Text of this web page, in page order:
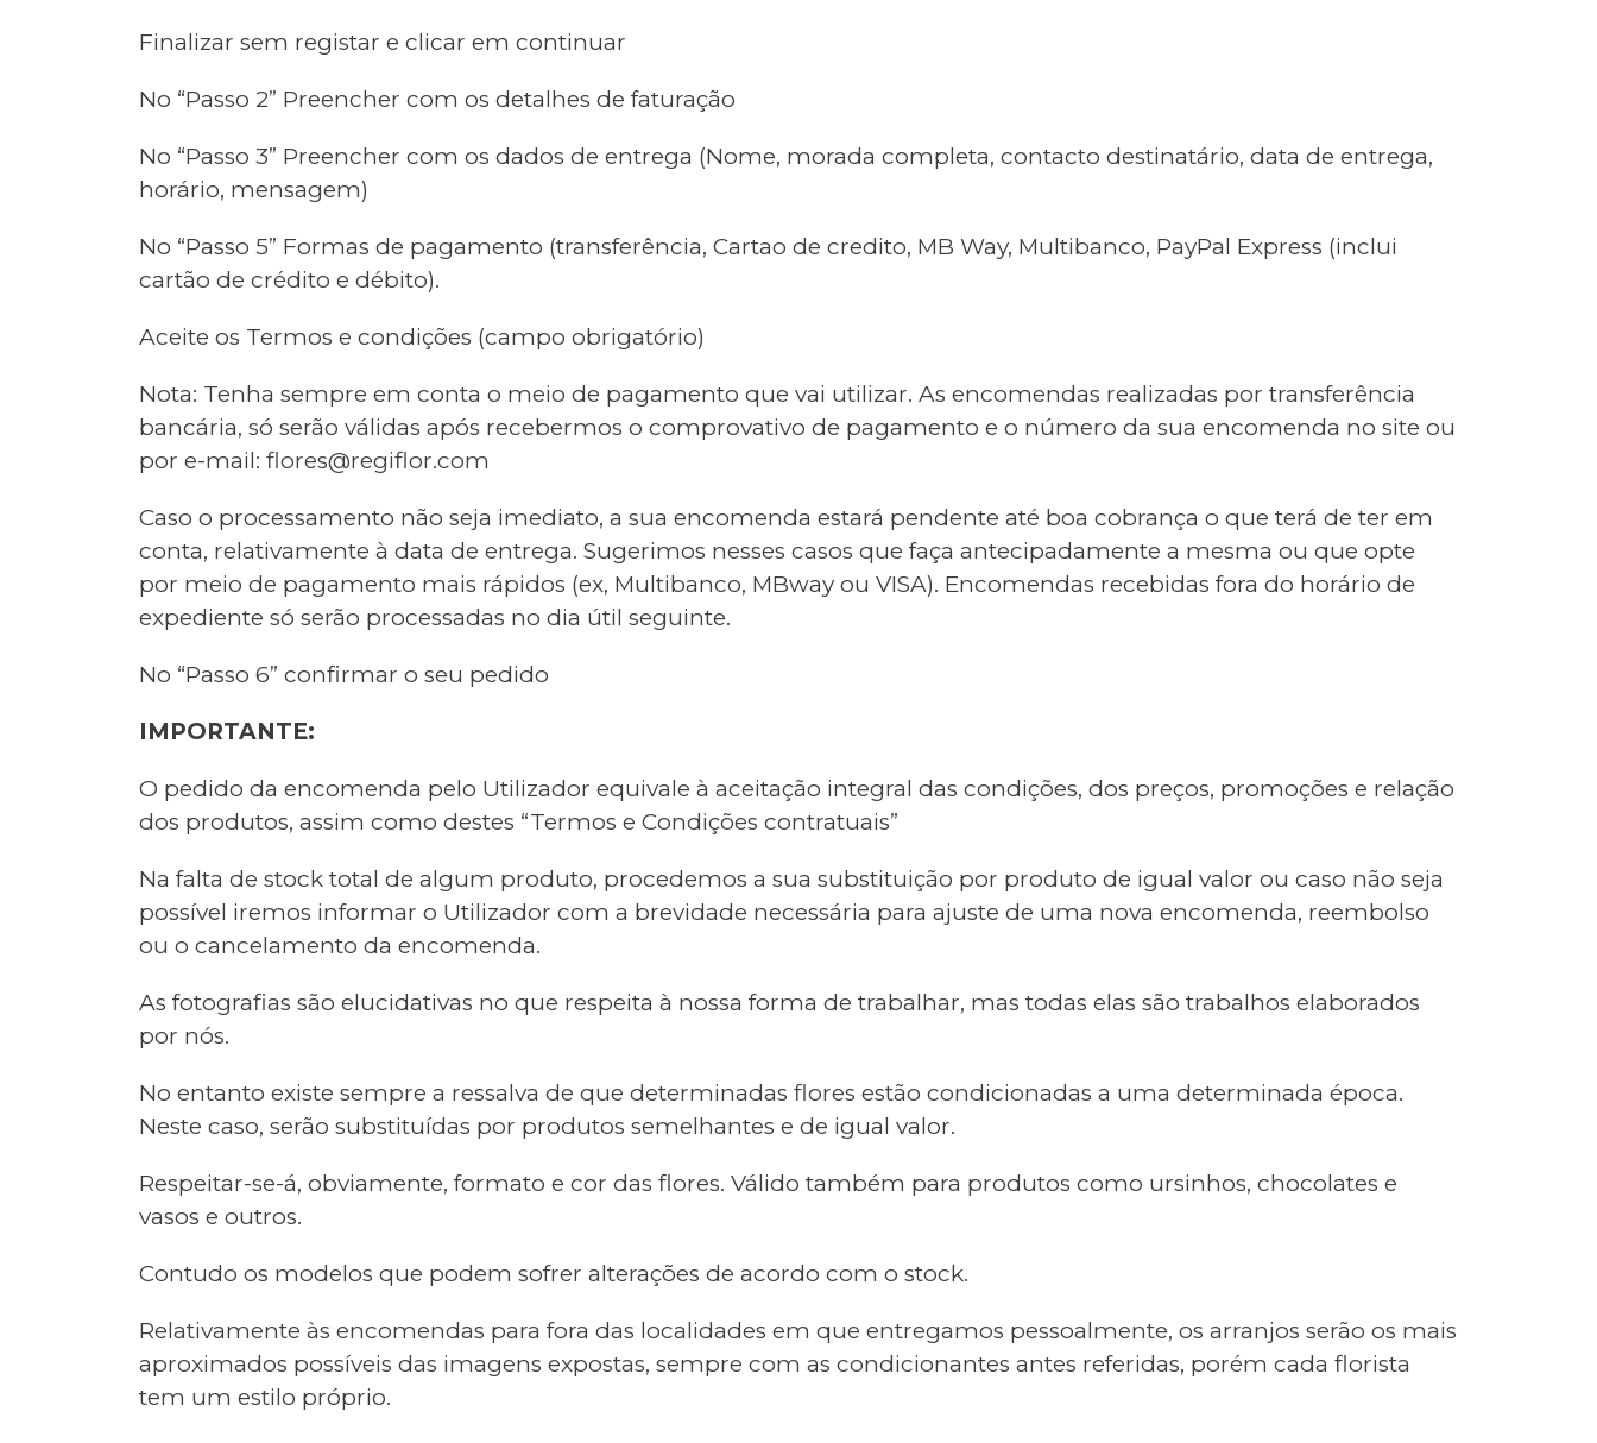
Finalizar sem registar e clicar em continuar
No “Passo 2” Preencher com os detalhes de faturação
No “Passo 3” Preencher com os dados de entrega (Nome, morada completa, contacto destinatário, data de entrega,
horário, mensagem)
No “Passo 5” Formas de pagamento (transferência, Cartao de credito, MB Way, Multibanco, PayPal Express (inclui
cartão de crédito e débito).
Aceite os Termos e condições (campo obrigatório)
Nota: Tenha sempre em conta o meio de pagamento que vai utilizar. As encomendas realizadas por transferência
bancária, só serão válidas após recebermos o comprovativo de pagamento e o número da sua encomenda no site ou
por e-mail: flores@regiflor.com
Caso o processamento não seja imediato, a sua encomenda estará pendente até boa cobrança o que terá de ter em
conta, relativamente à data de entrega. Sugerimos nesses casos que faça antecipadamente a mesma ou que opte
por meio de pagamento mais rápidos (ex, Multibanco, MBway ou VISA). Encomendas recebidas fora do horário de
expediente só serão processadas no dia útil seguinte.
No “Passo 6” confirmar o seu pedido
IMPORTANTE:
O pedido da encomenda pelo Utilizador equivale à aceitação integral das condições, dos preços, promoções e relação
dos produtos, assim como destes “Termos e Condições contratuais”
Na falta de stock total de algum produto, procedemos a sua substituição por produto de igual valor ou caso não seja
possível iremos informar o Utilizador com a brevidade necessária para ajuste de uma nova encomenda, reembolso
ou o cancelamento da encomenda.
As fotografias são elucidativas no que respeita à nossa forma de trabalhar, mas todas elas são trabalhos elaborados
por nós.
No entanto existe sempre a ressalva de que determinadas flores estão condicionadas a uma determinada época.
Neste caso, serão substituídas por produtos semelhantes e de igual valor.
Respeitar-se-á, obviamente, formato e cor das flores. Válido também para produtos como ursinhos, chocolates e
vasos e outros.
Contudo os modelos que podem sofrer alterações de acordo com o stock.
Relativamente às encomendas para fora das localidades em que entregamos pessoalmente, os arranjos serão os mais
aproximados possíveis das imagens expostas, sempre com as condicionantes antes referidas, porém cada florista
tem um estilo próprio.